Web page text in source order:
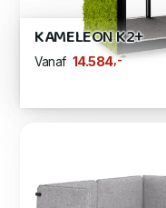
KAMELEON K2+
Vanaf 14.584,-